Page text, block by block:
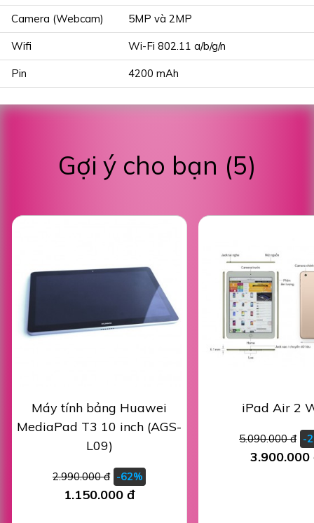
Camera (Webcam) 5MP và 2MP
Wifi Wi-Fi 802.11 a/b/g/n
Pin 4200 mAh
Gợi ý cho bạn (5)
Máy tính bảng Huawei
MediaPad T3 10 inch (AGS-
L09)
2.990.000 đ -62%
1.150.000 đ
iPad Air 2
5.090.000 đ -
3.900.000